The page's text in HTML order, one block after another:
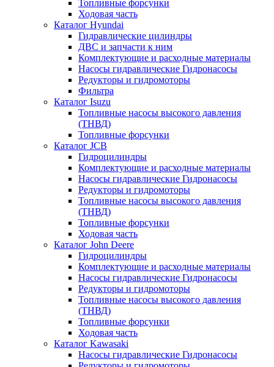
Топливные форсунки
Ходовая часть
Каталог Hyundai
Гидравлические цилиндры
ДВС и запчасти к ним
Комплектующие и расходные материалы
Насосы гидравлические Гидронасосы
Редукторы и гидромоторы
Фильтра
Каталог Isuzu
Топливные насосы высокого давления
(ТНВД)
Топливные форсунки
Каталог JCB
Гидроцилиндры
Комплектующие и расходные материалы
Насосы гидравлические Гидронасосы
Редукторы и гидромоторы
Топливные насосы высокого давления
(ТНВД)
Топливные форсунки
Ходовая часть
Каталог John Deere
Гидроцилиндры
Комплектующие и расходные материалы
Насосы гидравлические Гидронасосы
Редукторы и гидромоторы
Топливные насосы высокого давления
(ТНВД)
Топливные форсунки
Ходовая часть
Каталог Kawasaki
Насосы гидравлические Гидронасосы